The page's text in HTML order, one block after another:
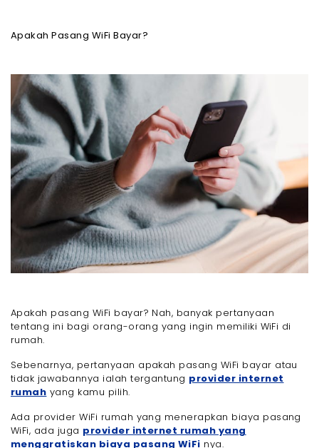
Apakah Pasang WiFi Bayar?
Apakah pasang WiFi bayar? Nah, banyak pertanyaan
tentang ini bagi orang-orang yang ingin memiliki WiFi di
rumah.
Sebenarnya, pertanyaan apakah pasang WiFi bayar atau
tidak jawabannya ialah tergantung provider internet
rumah yang kamu pilih.
Ada provider WiFi rumah yang menerapkan biaya pasang
WiFi, ada juga provider internet rumah yang
menggratiskan biaya pasang WiFi nya.